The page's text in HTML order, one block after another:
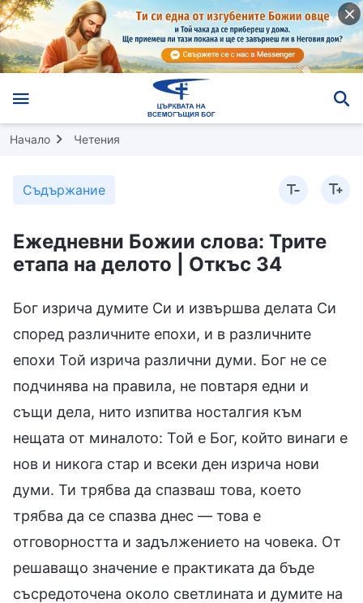
Начало Четения
Съдържание
Ежедневни Божии слова: Трите
етапа на делото | Откъс 34
Бог изрича думите Си и извършва делата Си
според различните епохи, и в различните
епохи Той изрича различни думи. Бог не се
подчинява на правила, не повтаря едни и
същи дела, нито изпитва носталгия към
нещата от миналото: Той е Бог, който винаги е
нов и никога стар и всеки ден изрича нови
думи. Ти трябва да спазваш това, което
трябва да се спазва днес — това е
отговорността и задължението на човека. От
решаващо значение е практиката да бъде
съсредоточена около светлината и думите на